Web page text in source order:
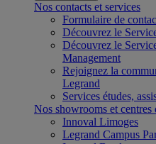
Nos contacts et services
Formulaire de
Découvrez le
Découvrez le
Management
Rejoignez la
Legrand
Services études,
Nos showrooms et centres
Innoval Limoges
Legrand Campus